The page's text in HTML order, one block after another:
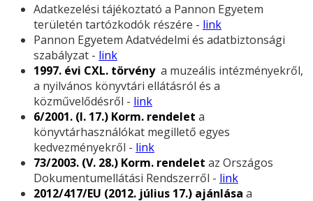
Adatkezelési tájékoztató a Pannon Egyetem
területén tartózkodók részére - link
Pannon Egyetem Adatvédelmi és adatbiztonsági
szabályzat - link
1997. évi CXL. törvénya muzeális intézményekről,
a nyilvános könyvtári ellátásról és a
közművelődésről - link
6/2001. (I. 17.) Korm. rendelet a
könyvtárhasználókat megillető egyes
kedvezményekről - link
73/2003. (V. 28.) Korm. rendelet az Országos
Dokumentumellátási Rendszerről - link
2012/417/EU (2012. július 17.) ajánlása a